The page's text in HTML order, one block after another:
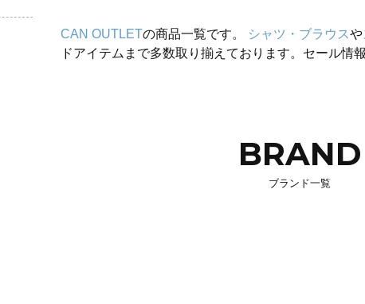
CAN OUTLETの商品一覧です。 シャツ・ブラウスや
ドアイテムまで多数取り揃えております。セール情
BRAND
ブランド一覧